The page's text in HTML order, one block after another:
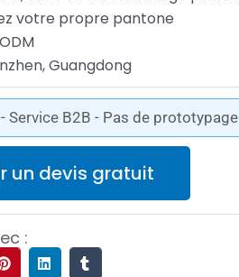
votre propre pantone
Guangdong
Service B2B - Pas de prototypage
un devis gratuit
: